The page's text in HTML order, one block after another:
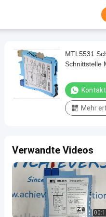
MTL5531
Schnittstelle
Mehr
Verwandte Videos